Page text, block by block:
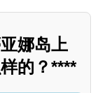
娜岛上
的？****